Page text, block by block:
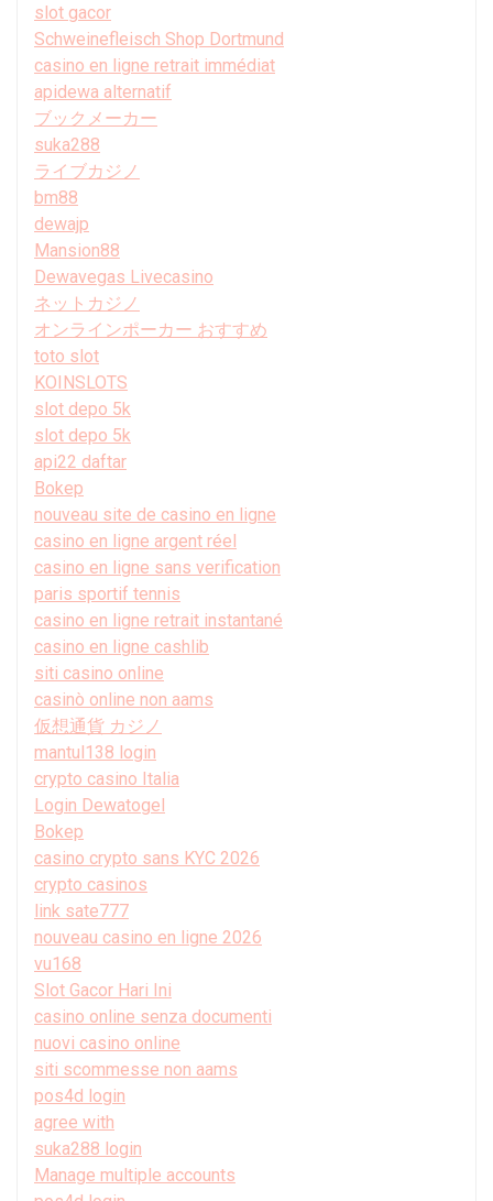
slot gacor
Schweinefleisch Shop Dortmund
casino en ligne retrait immédiat
apidewa alternatif
ブックメーカー
suka288
ライブカジノ
bm88
dewajp
Mansion88
Dewavegas Livecasino
ネットカジノ
オンラインポーカー おすすめ
toto slot
KOINSLOTS
slot depo 5k
slot depo 5k
api22 daftar
Bokep
nouveau site de casino en ligne
casino en ligne argent réel
casino en ligne sans verification
paris sportif tennis
casino en ligne retrait instantané
casino en ligne cashlib
siti casino online
casinò online non aams
仮想通貨 カジノ
mantul138 login
crypto casino Italia
Login Dewatogel
Bokep
casino crypto sans KYC 2026
crypto casinos
link sate777
nouveau casino en ligne 2026
vu168
Slot Gacor Hari Ini
casino online senza documenti
nuovi casino online
siti scommesse non aams
pos4d login
agree with
suka288 login
Manage multiple accounts